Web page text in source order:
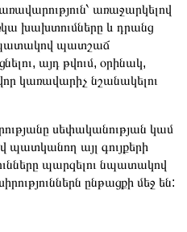
առաջարկելով
խախտումները և դրանց
պատշաճ
այդ թվում, օրինակ,
կառավարիչ նշանակելու
սեփականության կամ
պատկանող այլ գույքերի
պարզելու նպատակով
ընթացքի մեջ են: